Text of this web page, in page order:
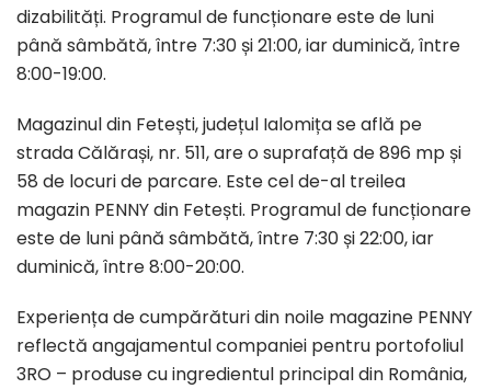
dizabilități. Programul de funcționare este de luni
până sâmbătă, între 7:30 și 21:00, iar duminică, între
8:00-19:00.
Magazinul din Fetești, județul Ialomița se află pe
strada Călărași, nr. 511, are o suprafață de 896 mp și
58 de locuri de parcare. Este cel de-al treilea
magazin PENNY din Fetești. Programul de funcționare
este de luni până sâmbătă, între 7:30 și 22:00, iar
duminică, între 8:00-20:00.
Experiența de cumpărături din noile magazine PENNY
reflectă angajamentul companiei pentru portofoliul
3RO – produse cu ingredientul principal din România,